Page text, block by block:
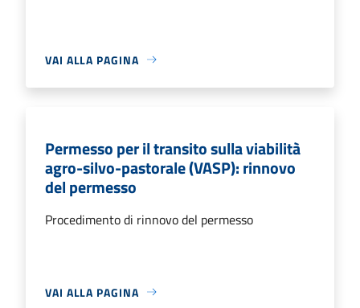
VAI ALLA PAGINA
Permesso per il transito sulla viabilità
agro-silvo-pastorale (VASP): rinnovo
del permesso
Procedimento di rinnovo del permesso
VAI ALLA PAGINA